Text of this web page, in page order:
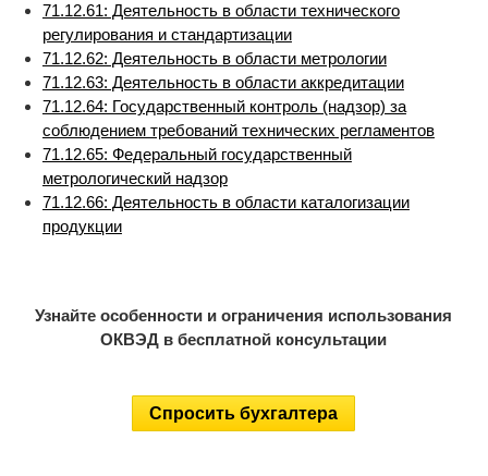
71.12.61: Деятельность в области технического
регулирования и стандартизации
71.12.62: Деятельность в области метрологии
71.12.63: Деятельность в области аккредитации
71.12.64: Государственный контроль (надзор) за
соблюдением требований технических регламентов
71.12.65: Федеральный государственный
метрологический надзор
71.12.66: Деятельность в области каталогизации
продукции
Узнайте особенности и ограничения использования
ОКВЭД в бесплатной консультации
Спросить бухгалтера